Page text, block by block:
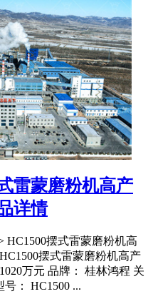
雷蒙磨粉机高产
详情
HC1500摆式雷蒙磨粉机高
摆式雷蒙磨粉机高产
万元 品牌： 桂林鸿程 关
： HC1500 ...